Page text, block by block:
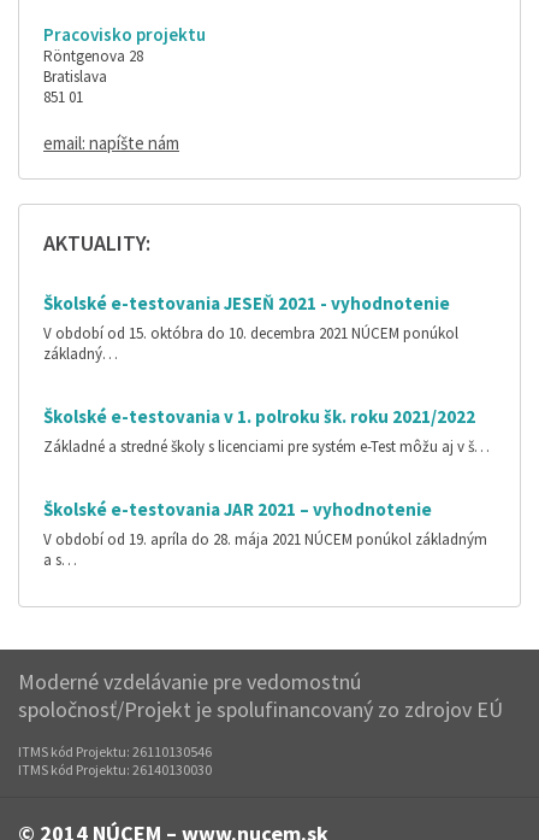
Pracovisko projektu
Röntgenova 28
Bratislava
851 01
email: napíšte nám
AKTUALITY:
Školské e-testovania JESEŇ 2021 - vyhodnotenie
V období od 15. októbra do 10. decembra 2021 NÚCEM ponúkol
základný…
Školské e-testovania v 1. polroku šk. roku 2021/2022
Základné a stredné školy s licenciami pre systém e-Test môžu aj v š…
Školské e-testovania JAR 2021 – vyhodnotenie
V období od 19. apríla do 28. mája 2021 NÚCEM ponúkol základným
a s…
Moderné vzdelávanie pre vedomostnú
spoločnosť/Projekt je spolufinancovaný zo zdrojov EÚ
ITMS kód Projektu: 26110130546
ITMS kód Projektu: 26140130030
© 2014 NÚCEM – www.nucem.sk